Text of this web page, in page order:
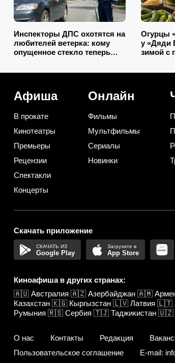
Инспекторы ДПС охотятся на
любителей ветерка: кому
опущенное стекло теперь
Огурцы
у «Дяди
зимой с
Афиша
В прокате
Кинотеатры
Премьеры
Рецензии
Спектакли
Концерты
Онлайн
Фильмы
Мультфильмы
Сериалы
Новинки
Скачать приложение
Google Play App Store
Киноафиша в других странах:
🇦🇺 Австралия 🇦🇿 Азербайджан 🇦🇲
Казахстан 🇰🇬 Кыргызстан 🇱🇻 Латвия 🇱🇹
Румыния 🇷🇸 Сербия 🇹🇯 Таджикистан 🇺🇿
О нас Контакты Редакция
Пользовательское соглашение
E-mail: